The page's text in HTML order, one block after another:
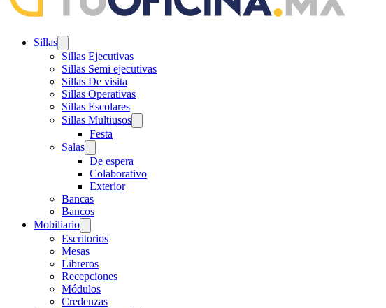
Sillas
Sillas Ejecutivas
Sillas Semi ejecutivas
Sillas De visita
Sillas Operativas
Sillas Escolares
Sillas Multiusos
Festa
Salas
De espera
Colaborativo
Exterior
Bancas
Bancos
Mobiliario
Escritorios
Mesas
Libreros
Recepciones
Módulos
Credenzas